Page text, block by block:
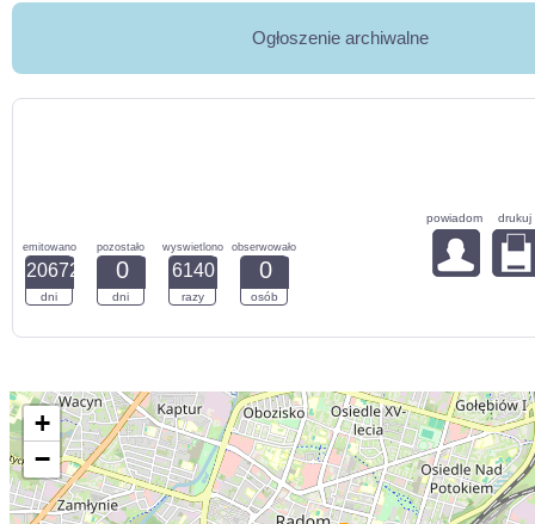
Ogłoszenie archiwalne
emitowano
20672
dni
pozostało
0
dni
wyswietlono
6140
razy
obserwowało
0
osób
powiadom drukuj
+
−